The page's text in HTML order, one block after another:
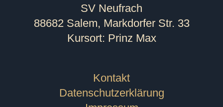
SV Neufrach
88682 Salem, Markdorfer Str. 33
Kursort: Prinz Max
Kontakt
Datenschutzerklärung